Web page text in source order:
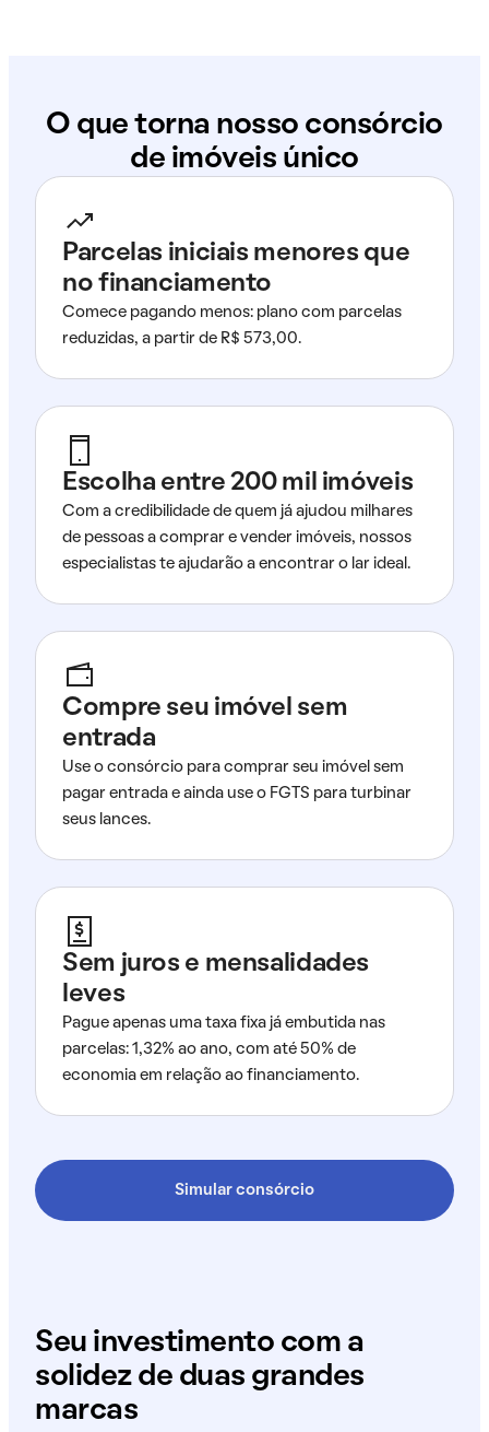
O que torna nosso consórcio
de imóveis único
Parcelas iniciais menores que
no financiamento
Comece pagando menos: plano com parcelas
reduzidas, a partir de R$ 573,00.
Escolha entre 200 mil imóveis
Com a credibilidade de quem já ajudou milhares
de pessoas a comprar e vender imóveis, nossos
especialistas te ajudarão a encontrar o lar ideal.
Compre seu imóvel sem
entrada
Use o consórcio para comprar seu imóvel sem
pagar entrada e ainda use o FGTS para turbinar
seus lances.
Sem juros e mensalidades
leves
Pague apenas uma taxa fixa já embutida nas
parcelas: 1,32% ao ano, com até 50% de
economia em relação ao financiamento.
Simular consórcio
Seu investimento com a
solidez de duas grandes
marcas